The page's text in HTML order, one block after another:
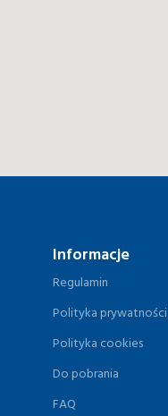
Informacje
Regulamin
Polityka prywatności
Polityka cookies
Do pobrania
FAQ